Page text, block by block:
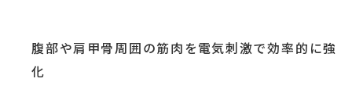
腹部や肩甲骨周囲の筋肉を電気刺激で効率的に強
化